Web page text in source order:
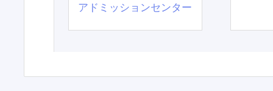
アドミッションセンター